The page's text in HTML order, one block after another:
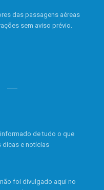
das passagens aéreas
sem aviso prévio.
de tudo o que
dicas e notícias
foi divulgado aqui no